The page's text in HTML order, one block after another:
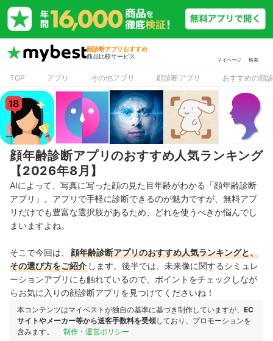
顔診断アプリおすすめ
商品比較サービス
マイページ 検索
TOP アプリ その他アプリ 顔診断アプリ おすすめの顔
顔年齢診断アプリのおすすめ人気ランキング
【2026年8月】
AIによって、写真に写った顔の見た目年齢がわかる「顔年齢診断
アプリ」。アプリで手軽に診断できるのが魅力ですが、無料アプ
リだけでも豊富な選択肢があるため、どれを使うべきか悩んでし
まいますよね。
そこで今回は、
顔年齢診断アプリのおすすめ人気ランキングと、
その選び方をご紹介 します。後半では、未来像に関するシミュレ
ーションアプリにも触れているので、ポイントをチェックしなが
らお気に入りの顔診断アプリを見つけてくださいね！
本コンテンツはマイベストが独自の基準に基づき制作していますが、 EC
サイトやメーカー等から送客手数料を受領しており、プロモーションを
含みます。
制作・運営ポリシー